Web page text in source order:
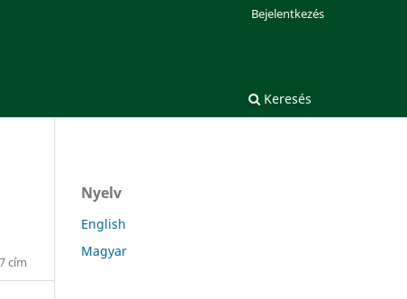
Keresés
Bejelentkezés
7 cím
Nyelv
English
Magyar